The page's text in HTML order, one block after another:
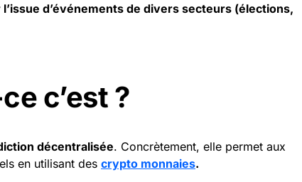
d’événements de divers secteurs (élections,
c’est ?
décentralisée. Concrètement, elle permet aux
en utilisant des crypto monnaies.